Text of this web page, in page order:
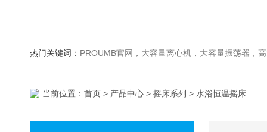
热门关键词： PROUMB官网，大容量离心机，大容量振荡器，高速冷冻离心机，生化、光照、振荡培养箱，磁力搅拌器
当前位置： 首页 > 产品中心 > 摇床系列 > 水浴恒温摇床